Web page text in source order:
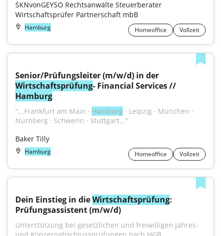
SKNvonGEYSO Rechtsanwälte Steuerberater
Wirtschaftsprüfer Partnerschaft mbB
Hamburg Homeoffice Vollzeit
Wirtschaftsprüfung
Hamburg
"...Frankfurt am Main · Hamburg · Leipzig · München ·
Nürnberg · Schwerin · Stuttgart..."
Baker Tilly
Hamburg Homeoffice Vollzeit
Dein Einstieg in die Wirtschaftsprüfung:
Prüfungsassistent (m/w/d)
Unterstützung bei gesetzlichen und freiwilligen Jahres-